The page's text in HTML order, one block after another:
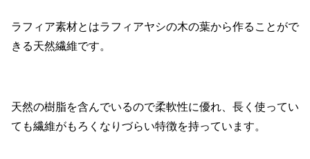
ラフィア素材とはラフィアヤシの木の葉から作ることがで
きる天然繊維です。
天然の樹脂を含んでいるので柔軟性に優れ、長く使ってい
ても繊維がもろくなりづらい特徴を持っています。